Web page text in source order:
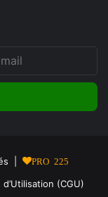
| PRO 225
(CGU)